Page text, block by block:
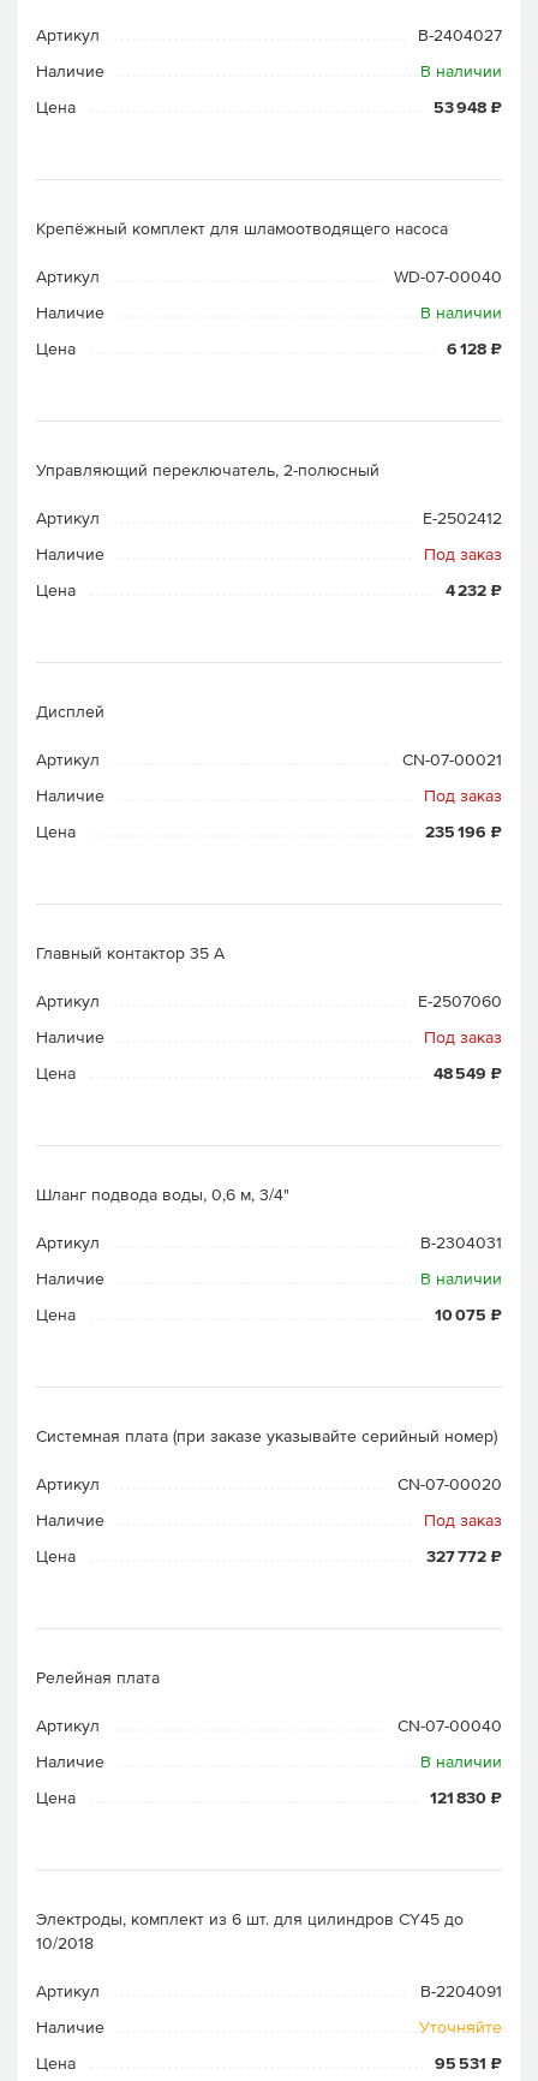
Артикул
B-2404027
Наличие
В наличии
Цена
53 948 ₽
Крепёжный комплект для шламоотводящего насоса
Артикул
WD-07-00040
Наличие
В наличии
Цена
6 128 ₽
Управляющий переключатель, 2-полюсный
Артикул
E-2502412
Наличие
Под заказ
Цена
4 232 ₽
Дисплей
Артикул
CN-07-00021
Наличие
Под заказ
Цена
235 196 ₽
Главный контактор 35 A
Артикул
E-2507060
Наличие
Под заказ
Цена
48 549 ₽
Шланг подвода воды, 0,6 м, 3/4"
Артикул
B-2304031
Наличие
В наличии
Цена
10 075 ₽
Системная плата (при заказе указывайте серийный номер)
Артикул
CN-07-00020
Наличие
Под заказ
Цена
327 772 ₽
Релейная плата
Артикул
CN-07-00040
Наличие
В наличии
Цена
121 830 ₽
Электроды, комплект из 6 шт. для цилиндров CY45 до
10/2018
Артикул
B-2204091
Наличие
Уточняйте
Цена
95 531 ₽